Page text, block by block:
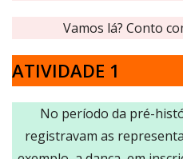
Vamos lá? Conto
ATIVIDADE 1
No período da pré-
registravam as